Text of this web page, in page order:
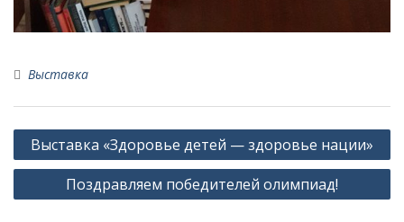
Выставка
Навигация
по
записям
Выставка «Здоровье детей — здоровье нации»
Поздравляем победителей олимпиад!